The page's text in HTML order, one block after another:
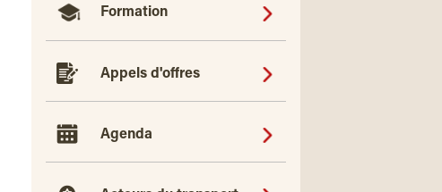
Formation
Appels d'offres
Agenda